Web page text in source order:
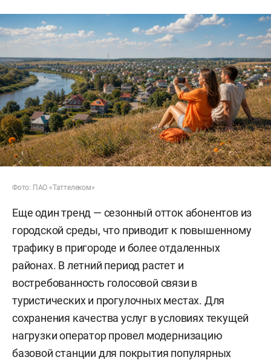
Фото: ПАО «Таттелеком»
Еще один тренд — сезонный отток абонентов из
городской среды, что приводит к повышенному
трафику в пригороде и более отдаленных
районах. В летний период растет и
востребованность голосовой связи в
туристических и прогулочных местах. Для
сохранения качества услуг в условиях текущей
нагрузки оператор провел модернизацию
базовой станции для покрытия популярных